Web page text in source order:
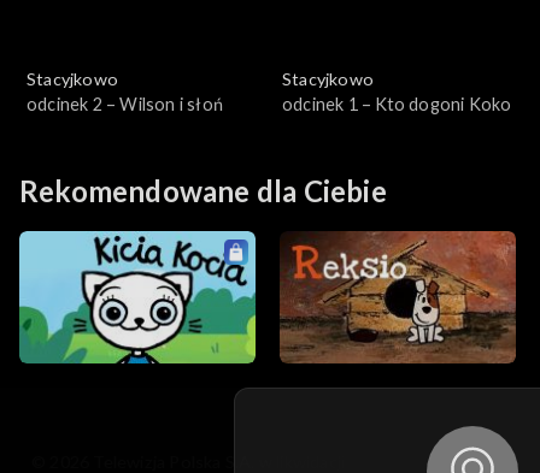
Stacyjkowo
odcinek 2 – Wilson i słoń
Stacyjkowo
odcinek 1 – Kto dogoni Koko
Rekomendowane dla Ciebie